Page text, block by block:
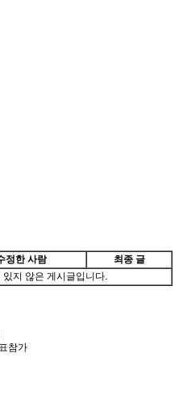
정한 사람
최종 글
지 않은 게시글입니다.
참가